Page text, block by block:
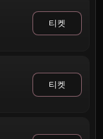
티켓
티켓